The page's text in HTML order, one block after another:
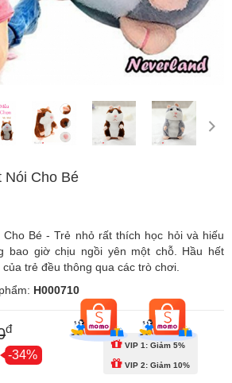
Nói Cho Bé
Cho Bé - Trẻ nhỏ rất thích học hỏi và hiếu
bao giờ chịu ngồi yên một chỗ. Hầu hết
trẻ đều thông qua các trò chơi.
H000710
đ
-34%
VIP 1: Giảm 5%
VIP 2: Giảm 10%